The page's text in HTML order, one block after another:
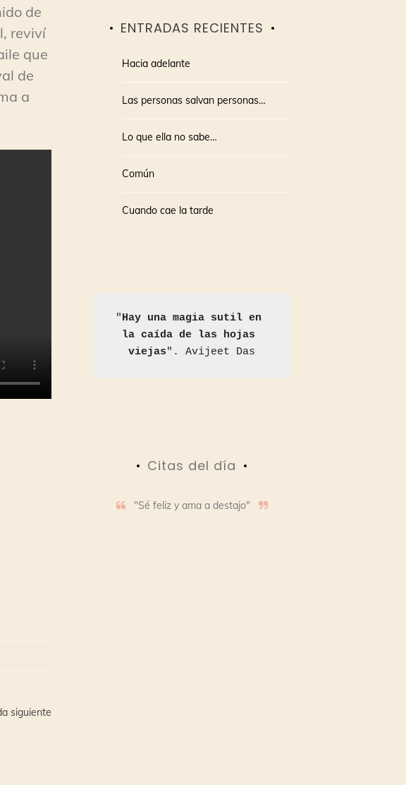
de
reviví
que
de
a
siguiente
ENTRADAS RECIENTES
Hacia adelante
Las personas salvan personas…
Lo que ella no sabe…
Común
Cuando cae la tarde
"Hay una magia sutil en
la caída de las hojas
viejas". Avijeet Das
Citas del día
"Sé feliz y ama a destajo"